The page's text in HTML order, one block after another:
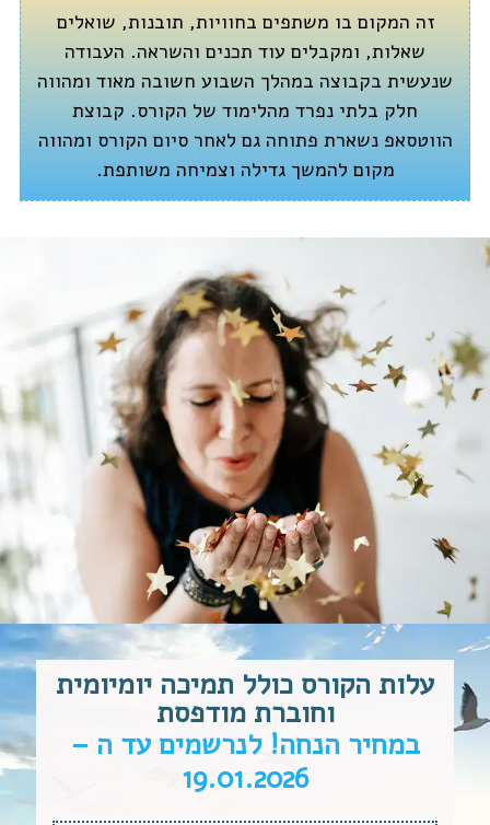
זה המקום בו משתפים בחוויות, תובנות, שואלים
שאלות, ומקבלים עוד תכנים והשראה. העבודה
שנעשית בקבוצה במהלך השבוע חשובה מאוד ומהווה
חלק בלתי נפרד מהלימוד של הקורס. קבוצת
הווטסאפ נשארת פתוחה גם לאחר סיום הקורס ומהווה
מקום להמשך גדילה וצמיחה משותפת.
עלות הקורס כולל תמיכה יומיומית
וחוברת מודפסת
במחיר הנחה! לנרשמים עד ה –
19.01.2026